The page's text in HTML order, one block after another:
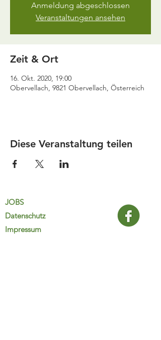
Anmeldung abgeschlossen
Veranstaltungen ansehen
Zeit & Ort
16. Okt. 2020, 19:00
Obervellach, 9821 Obervellach, Österreich
Diese Veranstaltung teilen
JOBS
Datenschutz
Impressum